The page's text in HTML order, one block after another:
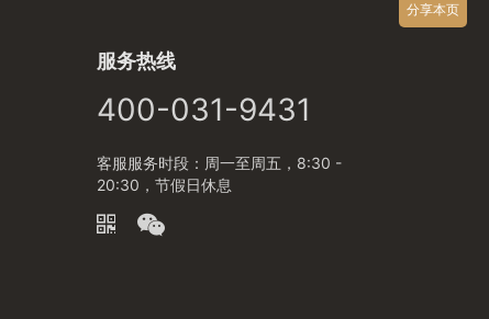
服务热线
400-031-9431
客服服务时段：周一至周五，8:30 -
20:30，节假日休息
分享本页